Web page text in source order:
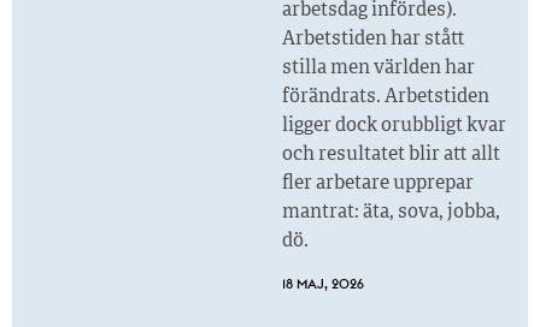
arbetsdag infördes).
Arbetstiden har stått
stilla men världen har
förändrats. Arbetstiden
ligger dock orubbligt kvar
och resultatet blir att allt
fler arbetare upprepar
mantrat: äta, sova, jobba,
dö.
18 MAJ, 2026